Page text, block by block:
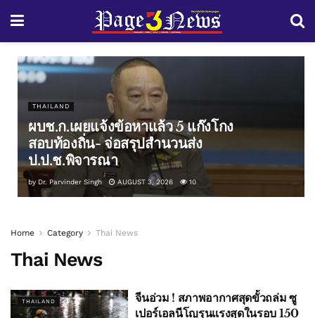
THAILAND
ผบช.ก.เผยแจ้งข้อหาแล้ว 5 แก๊งโกง
สอบท้องถิ่น- จ่อสรุปสำนวนส่ง
ป.ป.ช.พิจารณา
by Dr. Parvinder Singh AUGUST 3, 2026 10
Home Category Thai News
Thai News
THAILAND
จีนอ่วม ! สภาพอากาศสุดขั้วถล่ม ซู
เปอร์เอลนีโญรุนแรงสุดในรอบ 150